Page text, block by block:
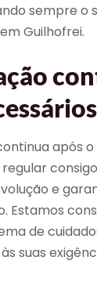
sempre o
Guilhofrei.
após
e
Estamos
de
suas